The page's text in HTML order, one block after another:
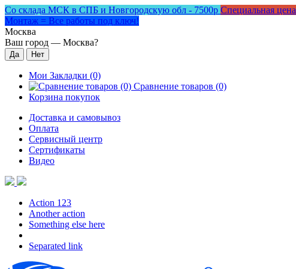
Со склада МСК в СПБ и Новгородскую обл - 7500р Специальная
Монтаж = Все работы под ключ!
Москва
Ваш город — Москва?
Мои Закладки (0)
Сравнение товаров (0)
Корзина покупок
Доставка и самовывоз
Оплата
Сервисный центр
Сертификаты
Видео
Action 123
Another action
Something else here
Separated link